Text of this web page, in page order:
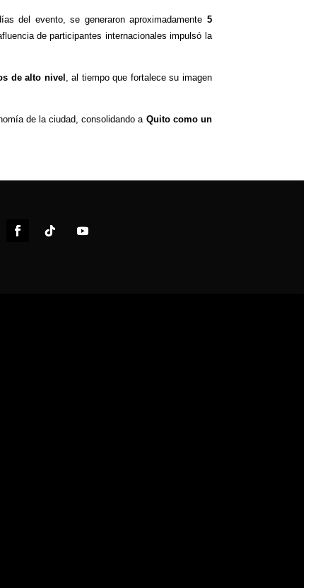
del evento, se generaron aproximadamente 5
de participantes internacionales impulsó la
de alto nivel , al tiempo que fortalece su imagen
de la ciudad, consolidando a Quito como un